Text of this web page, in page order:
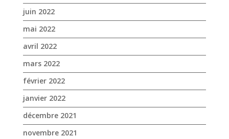
juin 2022
mai 2022
avril 2022
mars 2022
février 2022
janvier 2022
décembre 2021
novembre 2021